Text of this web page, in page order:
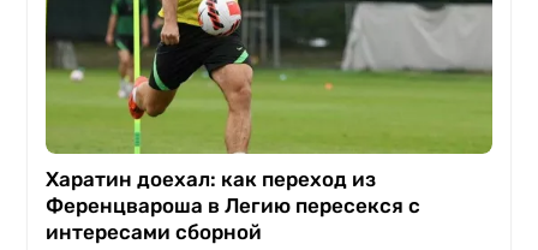
Харатин доехал: как переход из
Ференцвароша в Легию пересекся с
интересами сборной